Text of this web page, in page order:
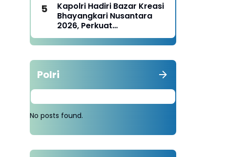
Kapolri Hadiri Bazar Kreasi
Bhayangkari Nusantara
2026, Perkuat
Pemberdayaan UMKM dan
Budaya Lokal
Polri
No posts found.